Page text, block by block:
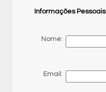
Informações Pessoais
Nome:
Email: